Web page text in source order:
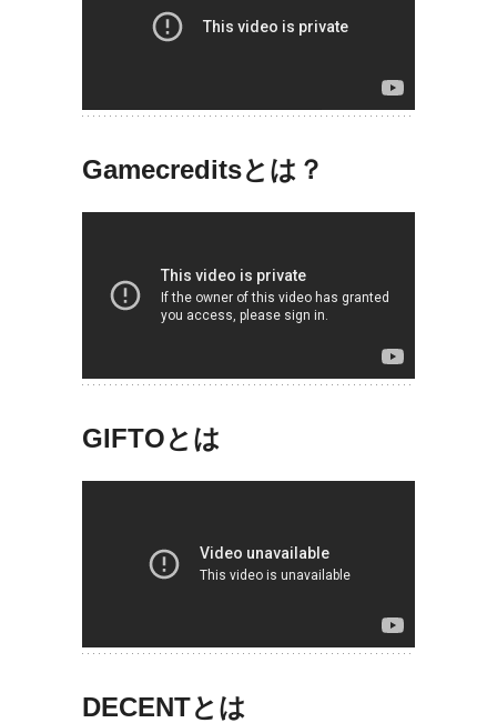
Gamecreditsとは？
GIFTOとは
DECENTとは